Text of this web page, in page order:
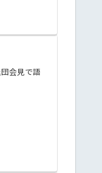
会見で語